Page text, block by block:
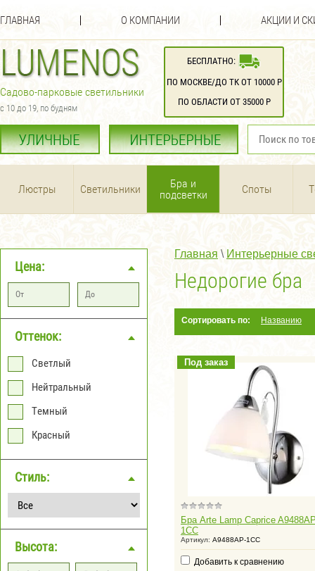
ГЛАВНАЯ О КОМПАНИИ АКЦИИ И
Садово-парковые светильники
с 10 до 19, по будням
БЕСПЛАТНО:
ПО МОСКВЕ/ДО ТК ОТ 10000 Р
ПО ОБЛАСТИ ОТ 35000 Р
Люстры Светильники
Бра и
подсветки
Споты
Цена:
Оттенок:
Светлый
Нейтральный
Темный
Красный
Стиль:
Высота:
Главная \ Интерьерные
Недорогие бра
Сортировать по: Названию
Под заказ
Бра Arte Lamp Caprice
1CC
Артикул: A9488AP-1CC
Добавить к сравнению